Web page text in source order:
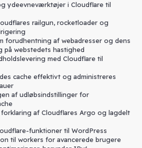
ydeevneværktøjer i Cloudflare til
railgun, rocketloader og
forudhentning af webadresser og dens
på webstedets hastighed
med Cloudflare til
cache effektivt og administreres
af udløbsindstillinger for
af Cloudflares Argo og lagdelt
funktioner til WordPress
til workers for avancerede brugere